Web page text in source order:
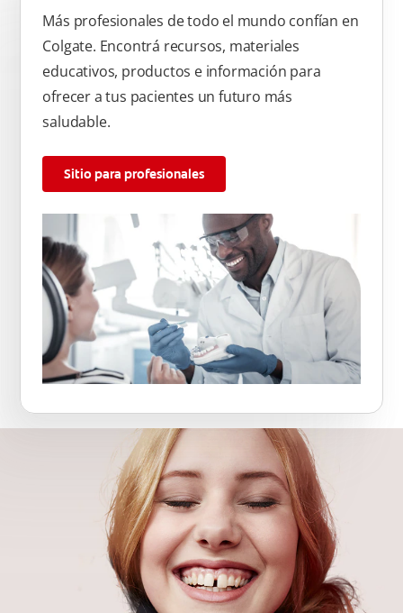
Más profesionales de todo el mundo confían en
Colgate. Encontrá recursos, materiales
educativos, productos e información para
ofrecer a tus pacientes un futuro más
saludable.
Sitio para profesionales